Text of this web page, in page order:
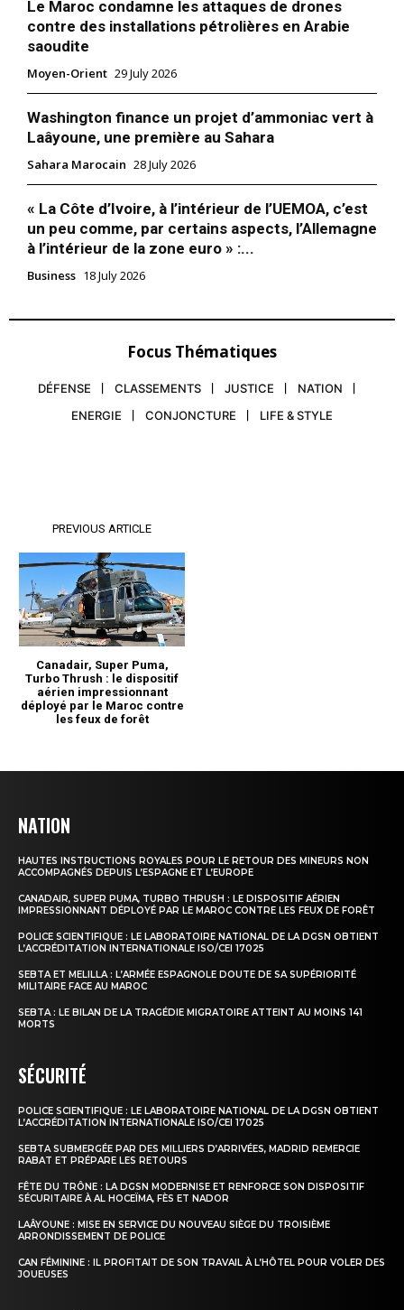
NATION
HAUTES INSTRUCTIONS ROYALES POUR LE RETOUR DES MINEURS NON
ACCOMPAGNÉS DEPUIS L’ESPAGNE ET L’EUROPE
CANADAIR, SUPER PUMA, TURBO THRUSH : LE DISPOSITIF AÉRIEN
IMPRESSIONNANT DÉPLOYÉ PAR LE MAROC CONTRE LES FEUX DE FORÊT
POLICE SCIENTIFIQUE : LE LABORATOIRE NATIONAL DE LA DGSN OBTIENT
L’ACCRÉDITATION INTERNATIONALE ISO/CEI 17025
SEBTA ET MELILLA : L’ARMÉE ESPAGNOLE DOUTE DE SA SUPÉRIORITÉ
MILITAIRE FACE AU MAROC
SEBTA : LE BILAN DE LA TRAGÉDIE MIGRATOIRE ATTEINT AU MOINS 141
MORTS
SÉCURITÉ
POLICE SCIENTIFIQUE : LE LABORATOIRE NATIONAL DE LA DGSN OBTIENT
L’ACCRÉDITATION INTERNATIONALE ISO/CEI 17025
SEBTA SUBMERGÉE PAR DES MILLIERS D’ARRIVÉES, MADRID REMERCIE
RABAT ET PRÉPARE LES RETOURS
FÊTE DU TRÔNE : LA DGSN MODERNISE ET RENFORCE SON DISPOSITIF
SÉCURITAIRE À AL HOCEÏMA, FÈS ET NADOR
LAÂYOUNE : MISE EN SERVICE DU NOUVEAU SIÈGE DU TROISIÈME
ARRONDISSEMENT DE POLICE
CAN FÉMININE : IL PROFITAIT DE SON TRAVAIL À L’HÔTEL POUR VOLER DES
JOUEUSES